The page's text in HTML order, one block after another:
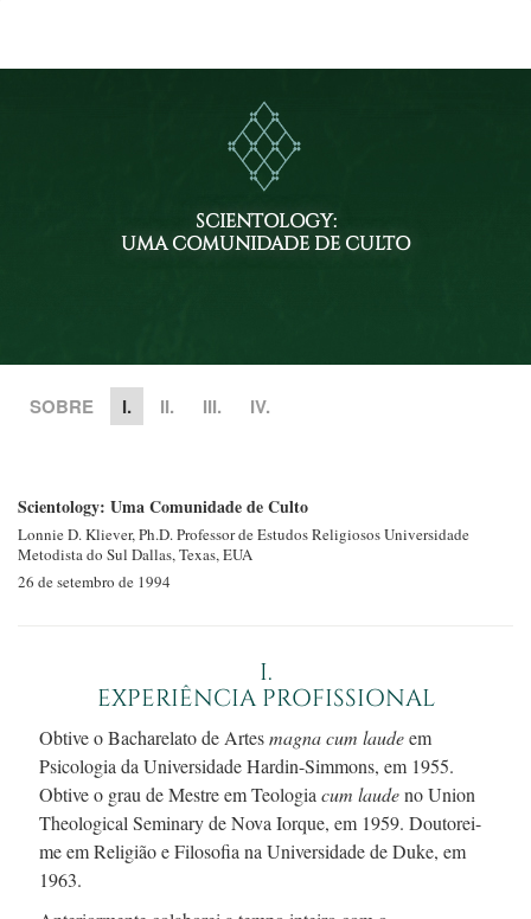
SCIENTOLOGY:
UMA COMUNIDADE DE CULTO
SOBRE I. II. III. IV.
Scientology: Uma Comunidade de Culto
Lonnie D.Kliever, Ph.D.Professor de Estudos ReligiososUniversidade
Metodista do Sul Dallas, Texas, EUA
26 de setembro de 1994
I.
EXPERIÊNCIA PROFISSIONAL
Obtive o Bacharelato de Artesmagna cum laudeem
Psicologia da UniversidadeHardin-Simmons, em 1955.
Obtive o grau de Mestre em Teologia cum laudeno Union
Theological Seminary de Nova Iorque, em 1959. Doutorei-
me em Religião e Filosofia na Universidade de Duke, em
1963.